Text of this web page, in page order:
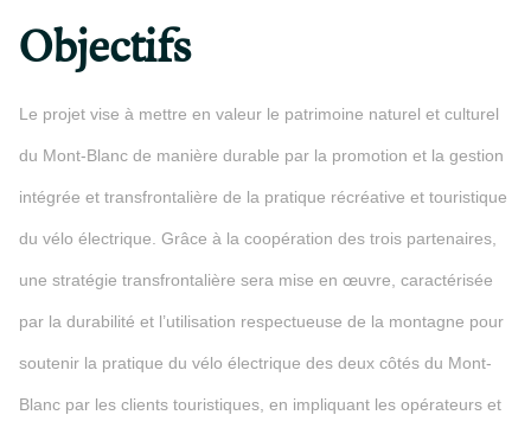
Objectifs
Le projet vise à mettre en valeur le patrimoine naturel et culturel
du Mont-Blanc de manière durable par la promotion et la gestion
intégrée et transfrontalière de la pratique récréative et touristique
du vélo électrique. Grâce à la coopération des trois partenaires,
une stratégie transfrontalière sera mise en œuvre, caractérisée
par la durabilité et l’utilisation respectueuse de la montagne pour
soutenir la pratique du vélo électrique des deux côtés du Mont-
Blanc par les clients touristiques, en impliquant les opérateurs et